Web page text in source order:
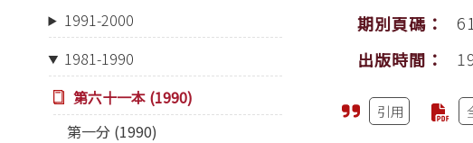
1991-2000
1981-1990
第六十一本 (1990)
第一分 (1990)
期別頁碼：
出版時間：
引用